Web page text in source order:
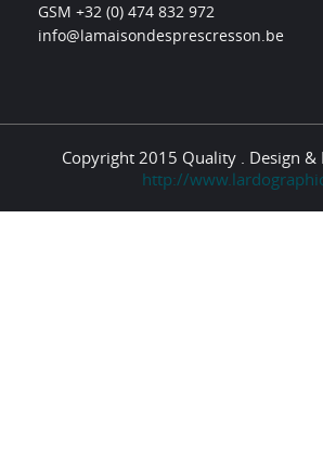
GSM +32 (0) 474 832 972
info@lamaisondesprescresson.be
Copyright 2015 Quality . Design &
http://